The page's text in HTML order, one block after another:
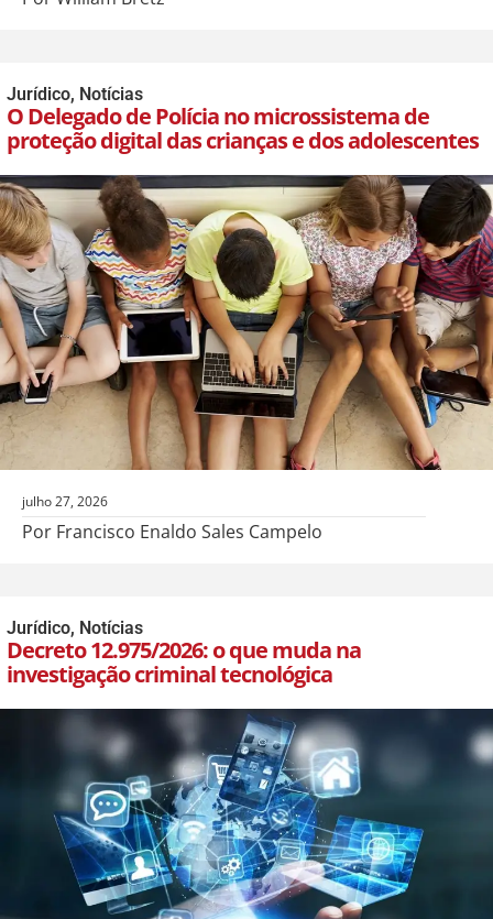
Jurídico, Notícias
O Delegado de Polícia no microssistema de
proteção digital das crianças e dos adolescentes
julho 27, 2026
Por Francisco Enaldo Sales Campelo
Jurídico, Notícias
Decreto 12.975/2026: o que muda na
investigação criminal tecnológica